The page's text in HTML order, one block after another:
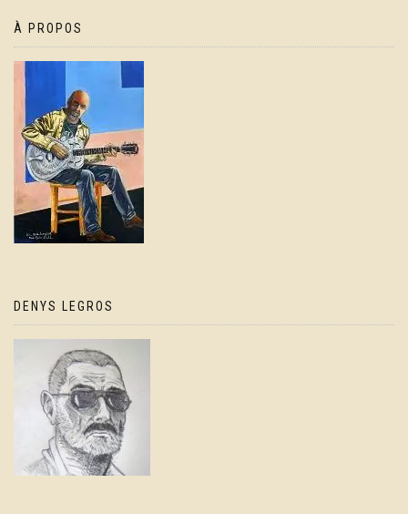
À PROPOS
DENYS LEGROS